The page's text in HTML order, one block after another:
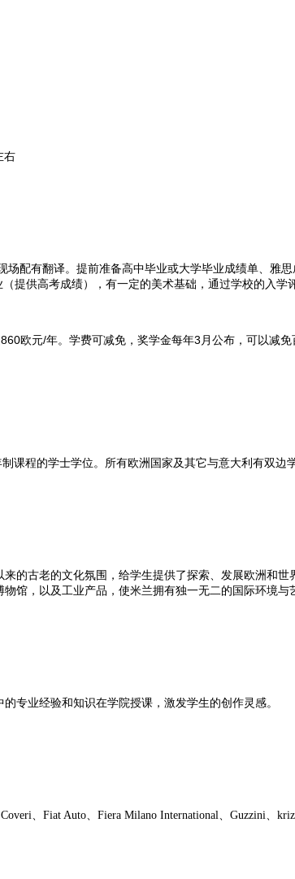
右
配有翻译。提前准备高中毕业或大学毕业成绩单、雅
提供高考成绩），有一定的美术基础，通过学校的入学
欧元/年。学费可减免，奖学金每年3月公布，可以减免
课程的学士学位。所有欧洲国家及其它与意大利有双边
的古老的文化氛围，给学生提供了探索、发展欧洲和世
馆，以及工业产品，使米兰拥有独一无二的国际环境与
专业经验和知识在学院授课，激发学生的创作灵感。
、Fiat Auto、Fiera Milano International、Guzzini、